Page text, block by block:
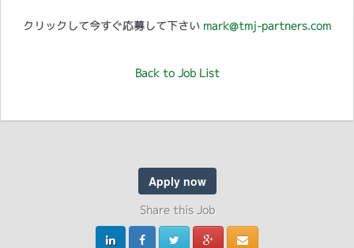
クリックして今すぐ応募して下さい mark@tmj-partners.com
Back to Job List
Apply now
Share this Job